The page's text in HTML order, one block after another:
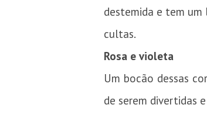
destemida e tem um
cultas.
Rosa e violeta
Um bocão dessas
de serem divertidas